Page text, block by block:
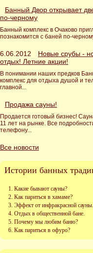
Банный Двор открывает
по-черному
Банный комплекс в Очаково
познакомится с баней по-
6.06.2012
Новые срубы -
отдых! Летние акции!
В понимании наших предков
комплекс для отдыха душой и
главной...
Продажа сауны!
Продается готовый бизнес!
11 лет на рынке. Все
телефону...
Все новости
Истории банных
Какие бывают сауны?
Как париться в хамаме?
Эффект от инфракрасной сауны.
Отдых в общественной бане.
Почему мы любим баню?
Как париться в офуро?